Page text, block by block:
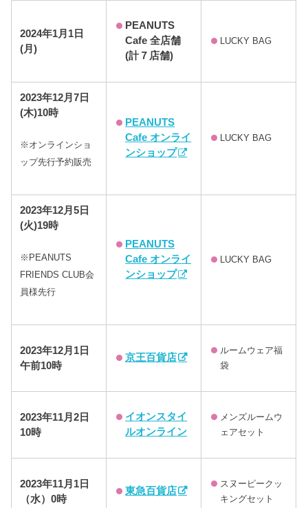
2024年1月1日
(月)
PEANUTS
Cafe 全店舗
(計７店舗)
LUCKY BAG
2023年12月7日
(木)10時
※オンラインショ
ップ先行予約販売
PEANUTS
Cafe オンライ
ンショップ
LUCKY BAG
2023年12月5日
(火)19時
※PEANUTS
FRIENDS CLUB会
員様先行
PEANUTS
Cafe オンライ
ンショップ
LUCKY BAG
2023年12月1日
午前10時
京王百貨店
ルームウェア福
袋
2023年11月2日
10時
イオンスタイ
ルオンライン
メンズルームウ
ェアセット
2023年11月1日
（水）0時
東急百貨店
スヌーピークッ
キングセット